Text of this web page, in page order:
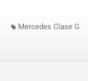
Mercedes Clase G